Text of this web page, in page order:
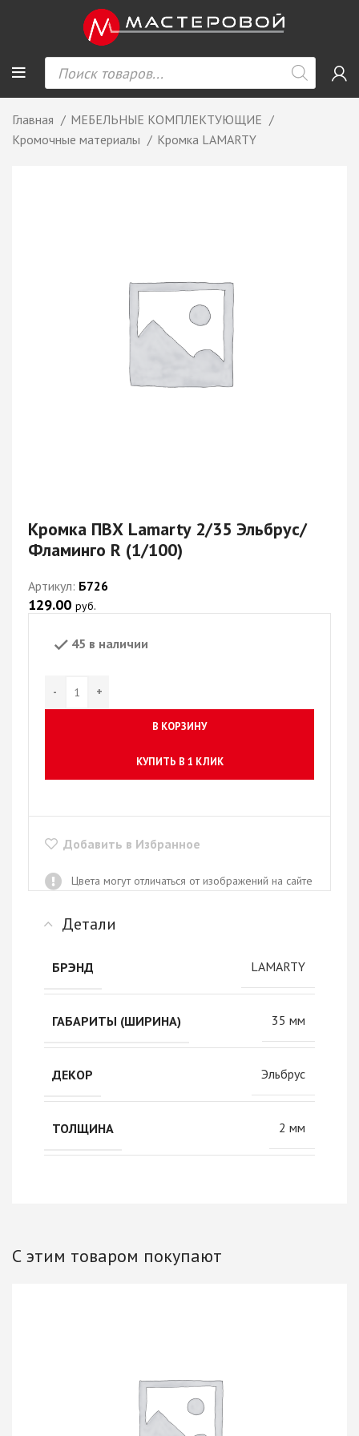
Главная
МЕБЕЛЬНЫЕ КОМПЛЕКТУЮЩИЕ
Кромочные материалы
Кромка LAMARTY
Кромка ПВХ Lamarty 2/35 Эльбрус/
Фламинго R (1/100)
Артикул: Б726
129.00 руб.
45 в наличии
В КОРЗИНУ
КУПИТЬ В 1 КЛИК
Добавить в Избранное
Цвета могут отличаться от изображений на сайте
Детали
БРЭНД LAMARTY
ГАБАРИТЫ (ШИРИНА) 35 мм
ДЕКОР Эльбрус
ТОЛЩИНА 2 мм
С этим товаром покупают